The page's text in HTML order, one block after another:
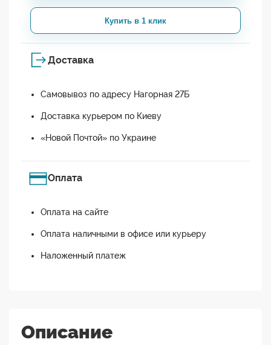
Купить в 1 клик
Доставка
Самовывоз по адресу Нагорная 27Б
Доставка курьером по Киеву
«Новой Почтой» по Украине
Оплата
Оплата на сайте
Оплата наличными в офисе или курьеру
Наложенный платеж
Описание